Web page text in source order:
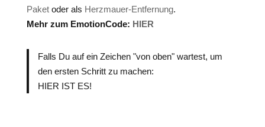
Paketoder als Herzmauer-Entfernung.
Mehr zum EmotionCode: HIER
Falls Du auf ein Zeichen "von oben" wartest, um
den ersten Schritt zu machen:
HIER IST ES!